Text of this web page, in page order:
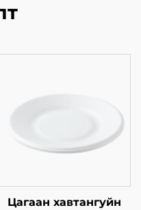
Цагаан хавтангуйн